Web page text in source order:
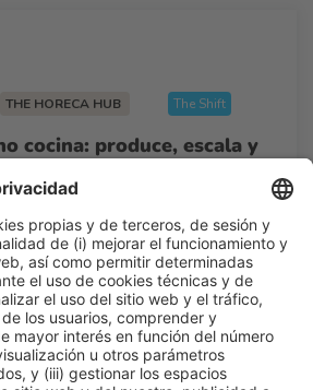
THE HORECA HUB The Shift
cocina: produce, escala y
- 18:25h
- The Horeca Hub